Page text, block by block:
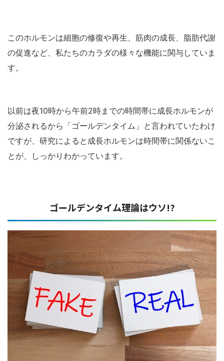
このホルモンは細胞の修復や再生、筋肉の成長、脂肪代謝
の促進など、私たちのカラダの様々な機能に関与していま
す。
以前は夜10時から午前2時までの時間帯に成長ホルモンが
分泌されるから「ゴールデンタイム」と言われていたわけ
ですが、研究によると成長ホルモンは時間帯に関係ないこ
とが、しっかりわかっています。
ゴールデンタイム理論はウソ!?